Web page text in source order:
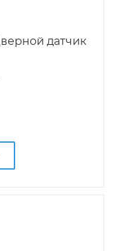
датчик